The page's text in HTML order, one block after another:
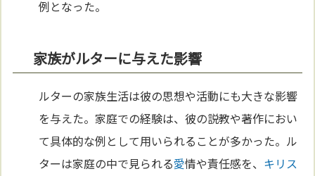
例となった。
家族がルターに与えた影響
ルターの家族生活は彼の思想や活動にも大きな影響
を与えた。家庭での経験は、彼の説教や著作におい
て具体的な例として用いられることが多かった。ル
ターは家庭の中で見られる愛情や責任感を、 キリス